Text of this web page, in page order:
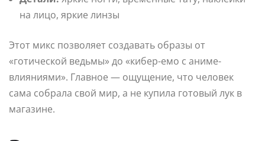
на лицо, яркие линзы
Этот микс позволяет создавать образы от
«готической ведьмы» до «кибер-емо с аниме-
влияниями». Главное — ощущение, что человек
сама собрала свой мир, а не купила готовый лук в
магазине.